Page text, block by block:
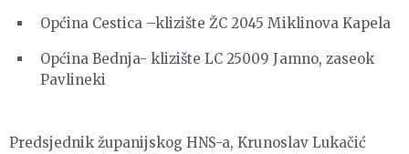
Općina Cestica –klizište ŽC 2045 Miklinova Kapela
Općina Bednja- klizište LC 25009 Jamno, zaseok
Pavlineki
Predsjednik županijskog HNS-a, Krunoslav Lukačić